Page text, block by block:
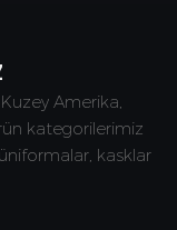
Amerika,
kategorilerimiz
kasklar